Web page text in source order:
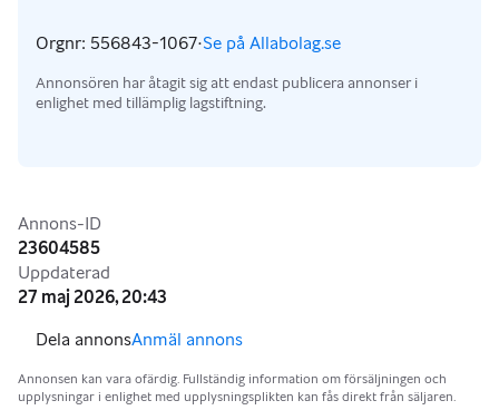
Orgnr: 556843-1067·Se på Allabolag.se
,
Annonsören har åtagit sig att endast publicera annonser i
enlighet med tillämplig lagstiftning.
Annonsinformation
Annons-ID
23604585
Uppdaterad
27 maj 2026, 20:43
Anmäl annons
Annonsen kan vara ofärdig. Fullständig information om försäljningen och
upplysningar i enlighet med upplysningsplikten kan fås direkt från säljaren.